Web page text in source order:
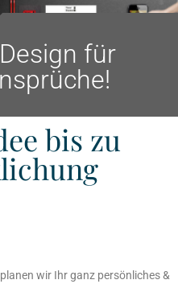
für
bis zu
wir Ihr ganz persönliches &